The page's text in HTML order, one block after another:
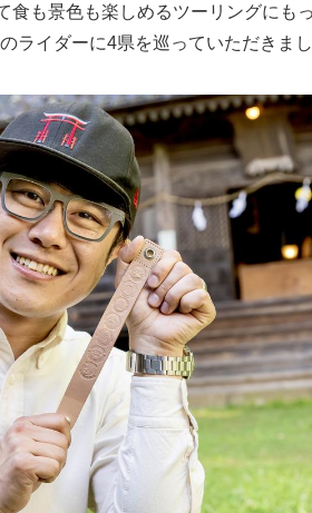
食も景色も楽しめるツーリングにも
ライダーに4県を巡っていただきま